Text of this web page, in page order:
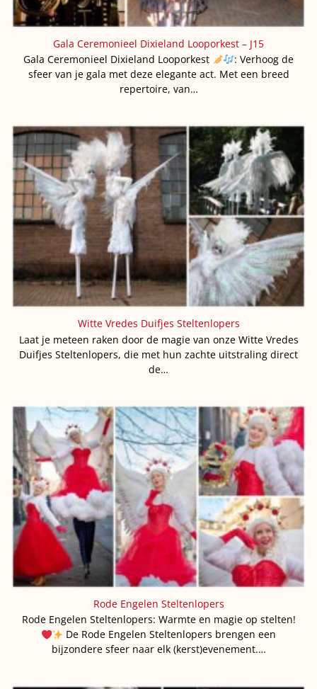
Gala Ceremonieel Dixieland Looporkest – J15
Gala Ceremonieel Dixieland Looporkest
: Verhoog de
sfeer van je gala met deze elegante act. Met een breed
repertoire, van…
Witte Vredes Duifjes Steltenlopers
Laat je meteen raken door de magie van onze Witte Vredes
Duifjes Steltenlopers, die met hun zachte uitstraling direct
de…
Rode Engelen Steltenlopers
Rode Engelen Steltenlopers: Warmte en magie op stelten!
De Rode Engelen Steltenlopers brengen een
bijzondere sfeer naar elk (kerst)evenement.…